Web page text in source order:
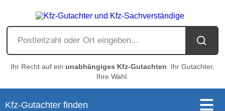
Ihr Recht auf ein unabhängiges Kfz-Gutachten . Ihr Gutachter,
Ihre Wahl.
Kfz-Gutachter finden